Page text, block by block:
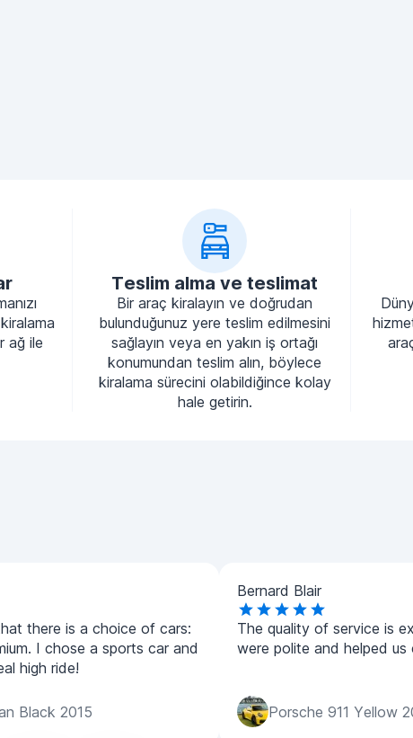
ağ ile
Teslim alma ve teslimat
Bir araç kiralayın ve doğrudan
bulunduğunuz yere teslim edilmesini
sağlayın veya en yakın iş ortağı
konumundan teslim alın, böylece
kiralama sürecini olabildiğince kolay
hale getirin.
there is a choice of cars:
I chose a sports car and
high ride!
Black 2015
Bernard Blair
The quality of service is
were polite and helped
Porsche 911 Yellow